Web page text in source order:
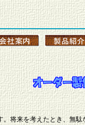
将来を考えたとき、無